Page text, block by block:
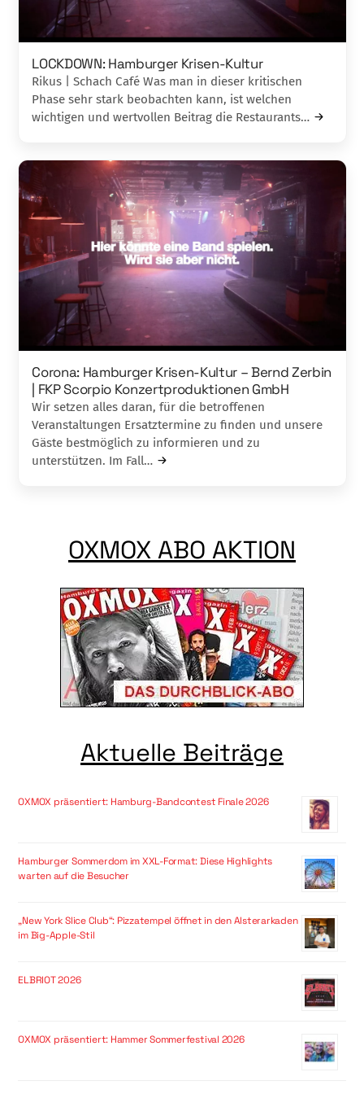
LOCKDOWN: Hamburger Krisen-Kultur
Rikus | Schach Café Was man in dieser kritischen
Phase sehr stark beobachten kann, ist welchen
wichtigen und wertvollen Beitrag die Restaurants…
Corona: Hamburger Krisen-Kultur – Bernd Zerbin
| FKP Scorpio Konzertproduktionen GmbH
Wir setzen alles daran, für die betroffenen
Veranstaltungen Ersatztermine zu finden und unsere
Gäste bestmöglich zu informieren und zu
unterstützen. Im Fall…
OXMOX ABO AKTION
Aktuelle Beiträge
OXMOX präsentiert: Hamburg-Bandcontest Finale 2026
Hamburger Sommerdom im XXL-Format: Diese Highlights
warten auf die Besucher
„New York Slice Club“: Pizzatempel öffnet in den Alsterarkaden
im Big-Apple-Stil
ELBRIOT 2026
OXMOX präsentiert: Hammer Sommerfestival 2026